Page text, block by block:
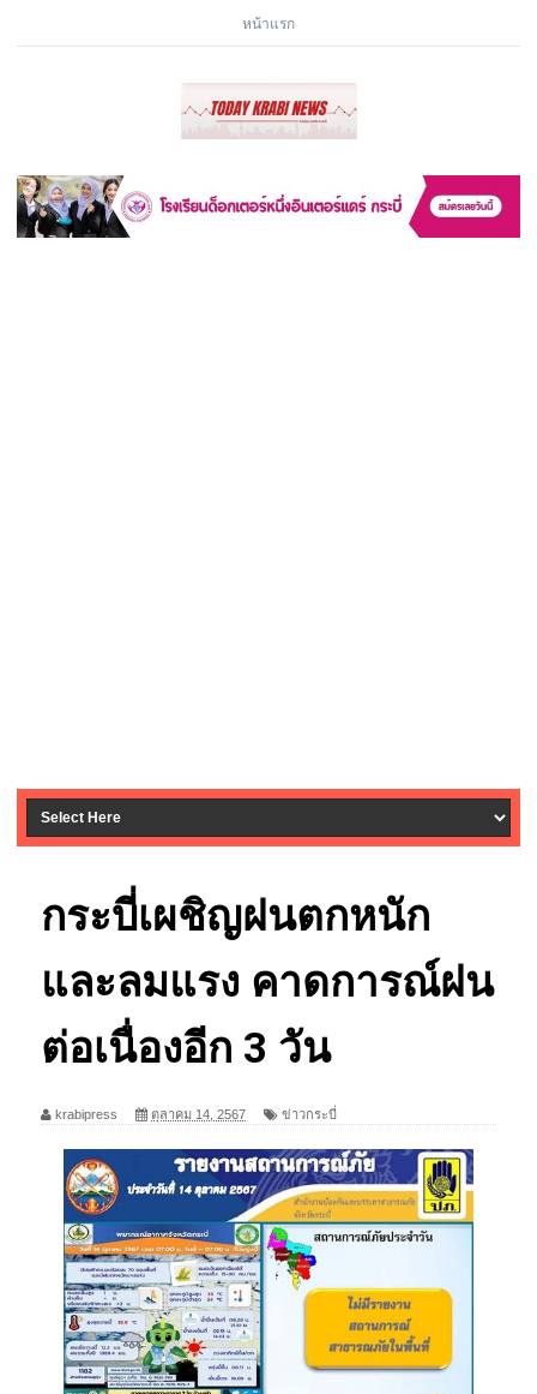
หน้าแรก
กระบี่เผชิญฝนตกหนัก
และลมแรง คาดการณ์ฝน
ต่อเนื่องอีก 3 วัน
krabipress ตุลาคม 14, 2567 ข่าวกระบี่